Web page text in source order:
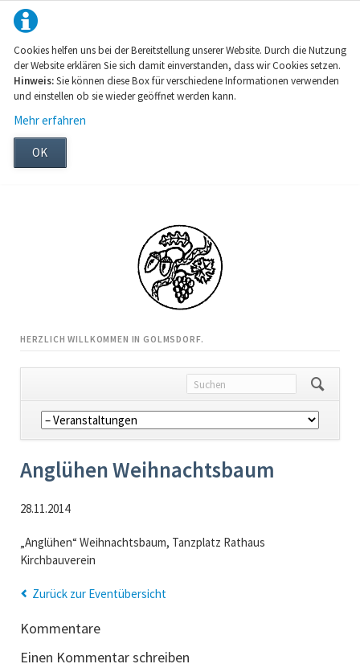
Cookies helfen uns bei der Bereitstellung unserer Website. Durch die Nutzung
der Website erklären Sie sich damit einverstanden, dass wir Cookies setzen.
Hinweis:Sie können diese Box für verschiedene Informationen verwenden
und einstellen ob sie wieder geöffnet werden kann.
Mehr erfahren
OK
HERZLICH WILLKOMMEN IN GOLMSDORF.
Navigation
überspringen
Anglühen Weihnachtsbaum
28.11.2014
„Anglühen“ Weihnachtsbaum, Tanzplatz Rathaus
Kirchbauverein
Zurück zur Eventübersicht
Kommentare
Einen Kommentar schreiben